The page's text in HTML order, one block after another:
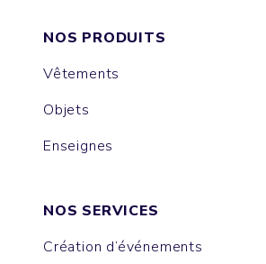
NOS PRODUITS
Vêtements
Objets
Enseignes
NOS SERVICES
Création d’événements